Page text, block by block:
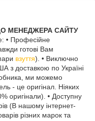
МЕНЕДЖЕРА САЙТУ
• Професійне
готові Вам
взуття). • Виключно
з доставкою по Україні
ми можемо
- це оригінал. Ніяких
оригінали). • Доступну
(В нашому інтернет-
різних марок та